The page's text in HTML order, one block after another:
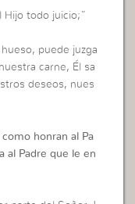
Hijo todo juicio;”
puede juzga
carne, Él sa
deseos, nues
honran al Pa
al Padre que le en